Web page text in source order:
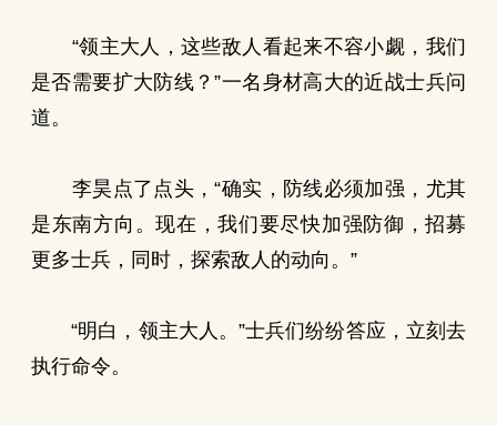
“领主大人，这些敌人看起来不容小觑，我们
是否需要扩大防线？”一名身材高大的近战士兵问
道。
李昊点了点头，“确实，防线必须加强，尤其
是东南方向。现在，我们要尽快加强防御，招募
更多士兵，同时，探索敌人的动向。”
“明白，领主大人。”士兵们纷纷答应，立刻去
执行命令。